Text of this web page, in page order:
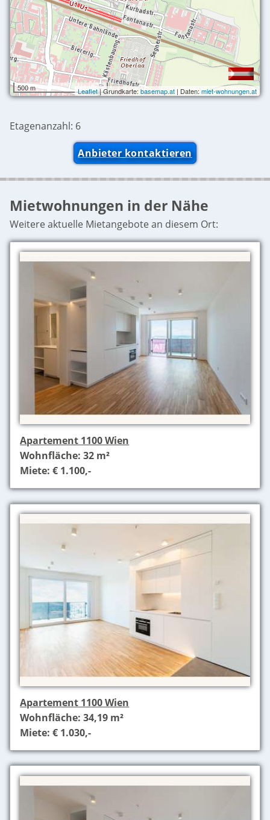
500 m Leaflet| Grundkarte:basemap.at| Daten:miet-wohnungen.at
Etagenanzahl: 6
Anbieter kontaktieren
Mietwohnungen in der Nähe
Weitere aktuelle Mietangebote an diesem Ort:
Apartement 1100 Wien
Wohnfläche: 32 m²
Miete: € 1.100,-
Apartement 1100 Wien
Wohnfläche: 34,19 m²
Miete: € 1.030,-